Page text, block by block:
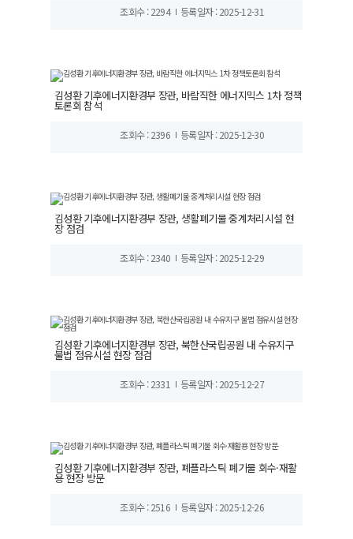
조회수 : 2294 등록일자 : 2025-12-31
김성환 기후에너지환경부 장관, 바람직한 에너지믹스 1차 정책
토론회 참석
조회수 : 2396 등록일자 : 2025-12-30
김성환 기후에너지환경부 장관, 생활폐기물 중계처리시설 현
장 점검
조회수 : 2340 등록일자 : 2025-12-29
김성환 기후에너지환경부 장관, 북한산국립공원 내 수유지구
불법 점유시설 현장 점검
조회수 : 2331 등록일자 : 2025-12-27
김성환 기후에너지환경부 장관, 폐플라스틱 폐기물 회수·재활
용 현장 방문
조회수 : 2516 등록일자 : 2025-12-26